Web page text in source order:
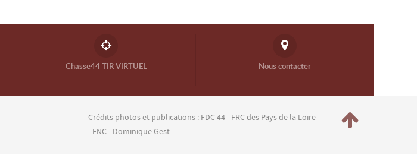
Chasse44 TIR VIRTUEL Nous contacter
Crédits photos et publications : FDC 44 - FRC des Pays de la Loire
- FNC - Dominique Gest